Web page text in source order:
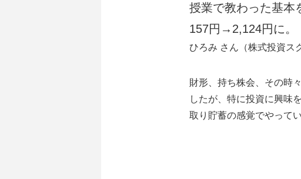
授業で教わった基本
157円→2,124円に。
ひろみ さん（株式投資ス
財形、持ち株会、その時
したが、特に投資に興味
取り貯蓄の感覚でやって